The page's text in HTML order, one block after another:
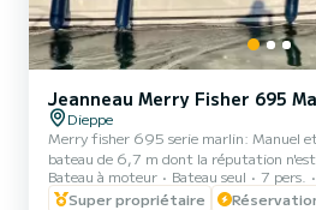
Jeanneau Merry Fisher 695
Dieppe
Merry fisher 695 serie marlin: Manuel
bateau de 6,7 m dont la réputation n'est
"JAVHALAM II" dispose d'une belle
Yamaha 150 cv HB. Côté navigation, vous disposerez d'un GPS -
Bateau à moteur Bateau seul 7 pers.
Super propriétaire